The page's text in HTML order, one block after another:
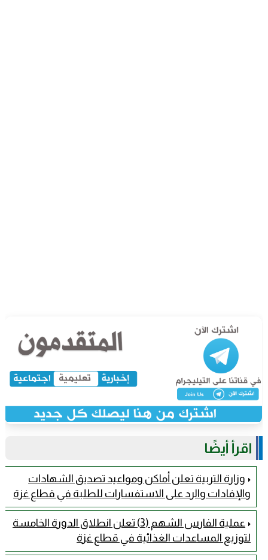
اقرأ أيضًا
وزارة التربية تعلن أماكن ومواعيد تصديق الشهادات
والإفادات والرد على الاستفسارات للطلبة في قطاع غزة
عملية الفارس الشهم (3) تعلن انطلاق الدورة الخامسة
لتوزيع المساعدات الغذائية في قطاع غزة